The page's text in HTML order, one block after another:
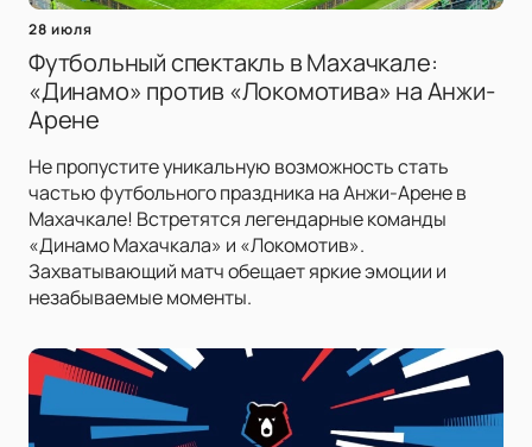
28 июля
Футбольный спектакль в Махачкале:
«Динамо» против «Локомотива» на Анжи-
Арене
Не пропустите уникальную возможность стать
частью футбольного праздника на Анжи-Арене в
Махачкале! Встретятся легендарные команды
«Динамо Махачкала» и «Локомотив».
Захватывающий матч обещает яркие эмоции и
незабываемые моменты.